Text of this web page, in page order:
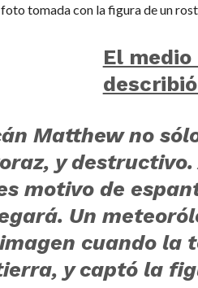
tomada con la figura de un
El
Matthew no
y
motivo de
Un
cuando la
y captó la